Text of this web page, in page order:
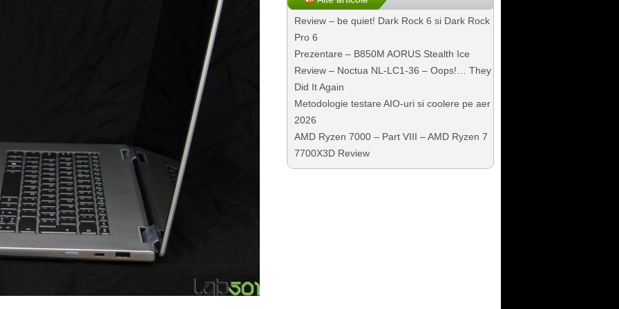
Review – be quiet! Dark Rock 6 si Dark Rock
Pro 6
Prezentare – B850M AORUS Stealth Ice
Review – Noctua NL-LC1-36 – Oops!… They
Did It Again
Metodologie testare AIO-uri si coolere pe aer
2026
AMD Ryzen 7000 – Part VIII – AMD Ryzen 7
7700X3D Review